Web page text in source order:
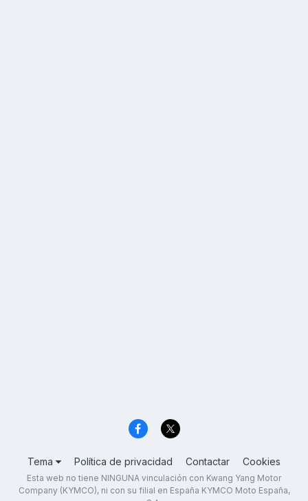
Tema Política de privacidad Contactar Cookies
Esta web no tiene NINGUNA vinculación con Kwang Yang Motor
Company (KYMCO), ni con su filial en España KYMCO Moto España,